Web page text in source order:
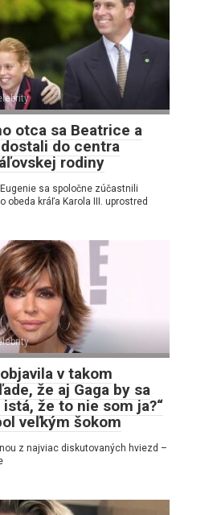
otca sa Beatrice a
do centra
rodiny
sa spoločne zúčastnili
obeda kráľa Karola III. uprostred
v takom
že aj Gaga by sa
že to nie som ja?“
veľkým šokom
z najviac diskutovaných hviezd –